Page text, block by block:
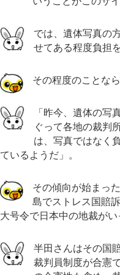
では、遺体写真の
せてある程度負担
その程度のことな
「昨今、遺体の写
ぐって各地の裁判
は、写真ではなく
ているようだ」。
その傾向が始まっ
島でストレス国賠
大号令で日本中の地裁が
半田さんはその国
裁判員制度が合憲